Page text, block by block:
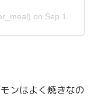
on Sep 11, 2018 at 8:47am PDT
ンはよく焼きなの